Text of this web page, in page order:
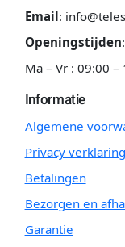
Email:
Openingstijden:
Ma – Vr : 09:00 –
Informatie
Algemene
Privacy verklaring
Betalingen
Bezorgen en
Garantie